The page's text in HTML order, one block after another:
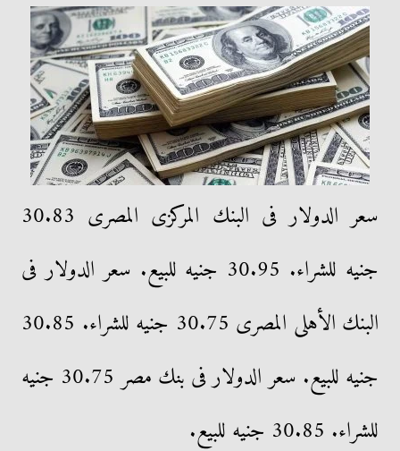
سعر الدولار فى البنك المركزى المصرى 30.83
جنيه للشراء. 30.95 جنيه للبيع. سعر الدولار فى
البنك الأهلى المصرى 30.75 جنيه للشراء. 30.85
جنيه للبيع. سعر الدولار فى بنك مصر 30.75 جنيه
للشراء. 30.85 جنيه للبيع.